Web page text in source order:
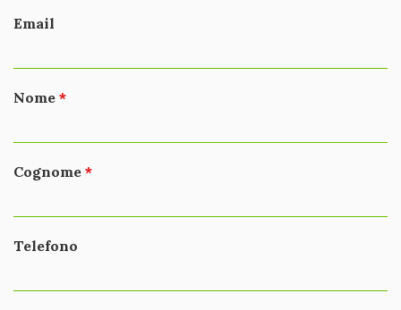
Email
Nome
Cognome
Telefono